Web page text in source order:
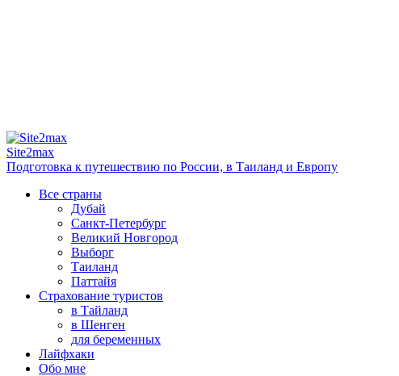
Site2max
Подготовка к путешествию по России, в Таиланд и Европу
Все страны
Дубай
Санкт-Петербург
Великий Новгород
Выборг
Таиланд
Паттайя
Страхование туристов
в Тайланд
в Шенген
для беременных
Лайфхаки
Обо мне